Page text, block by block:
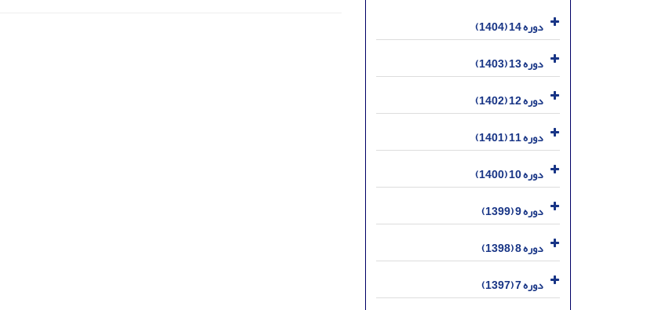
دوره 14 (1404)
دوره 13 (1403)
دوره 12 (1402)
دوره 11 (1401)
دوره 10 (1400)
دوره 9 (1399)
دوره 8 (1398)
دوره 7 (1397)